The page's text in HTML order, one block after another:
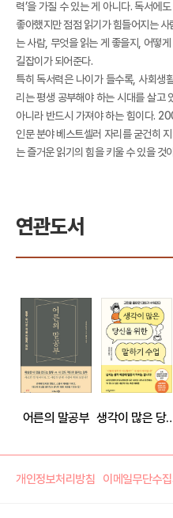
력’을 가질 수 있는 게 아니다. 독서에
좋아했지만 점점 읽기가 힘들어지는
는 사람, 무엇을 읽는 게 좋을지, 어떻
길잡이가 되어준다.
특히 독서력은 나이가 들수록, 사회생
리는 평생 공부해야 하는 시대를 살고
아니라 반드시 가져야 하는 힘이다.
인문 분야 베스트셀러 자리를 굳건히
는 즐거운 읽기의 힘을 키울 수 있을 것
연관도서
어른의 말공부 생각이 많은 당신
개인정보처리방침 이메일무단수